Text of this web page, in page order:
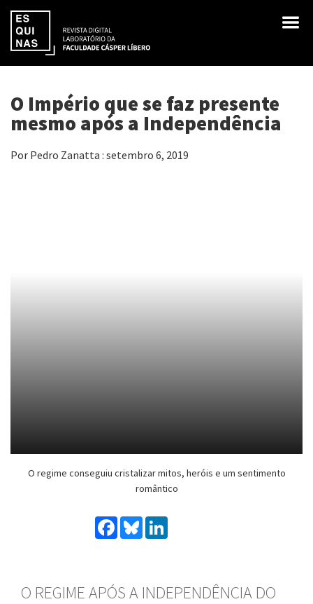
O Império que se faz presente
mesmo após a Independência
Por Pedro Zanatta : setembro 6, 2019
O regime conseguiu cristalizar mitos, heróis e um sentimento
romântico
Facebook
Bluesky
O REGIME APÓS A INDEPENDÊNCIA DO